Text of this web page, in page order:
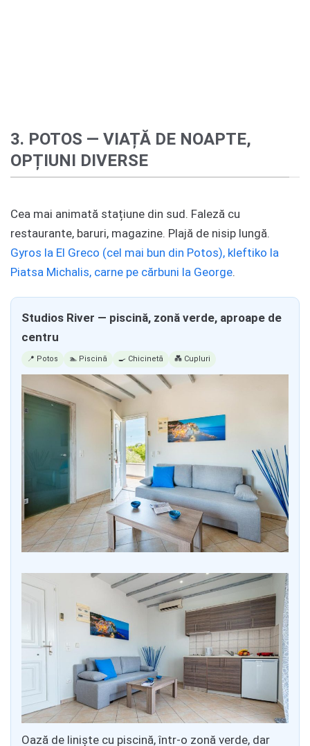
3. POTOS — VIAȚĂ DE NOAPTE,
OPȚIUNI DIVERSE
Cea mai animată stațiune din sud. Faleză cu
restaurante, baruri, magazine. Plajă de nisip lungă.
Gyros la El Greco (cel mai bun din Potos), kleftiko la
Piatsa Michalis, carne pe cărbuni la George.
Studios River — piscină, zonă verde, aproape de
centru
📍 Potos 🏊 Piscină 🍳 Chicinetă 💑 Cupluri
Oază de liniște cu piscină, într-o zonă verde, dar